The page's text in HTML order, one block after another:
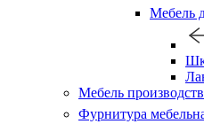
Мебель
Мебель
Фурнитура